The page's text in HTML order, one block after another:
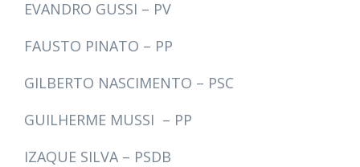
EVANDRO GUSSI – PV
FAUSTO PINATO – PP
GILBERTO NASCIMENTO – PSC
GUILHERME MUSSI – PP
IZAQUE SILVA – PSDB